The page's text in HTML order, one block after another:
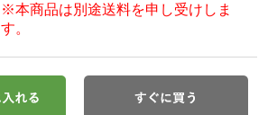
※本商品は別途送料を申し受けしま
す。